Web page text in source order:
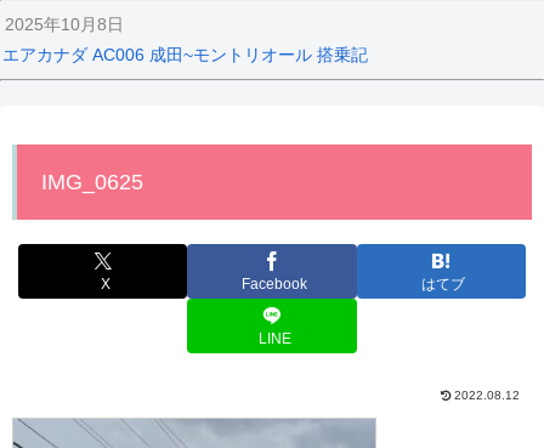
2025年10月8日
エアカナダ AC006 成田~モントリオール 搭乗記
IMG_0625
X Facebook はてブ
LINE
2022.08.12